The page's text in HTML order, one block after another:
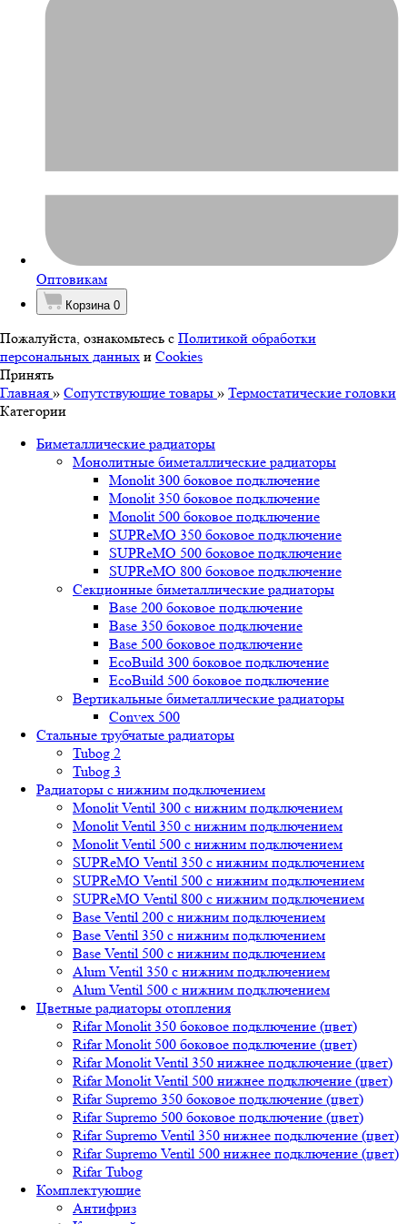
Оптовикам
Корзина 0
Пожалуйста, ознакомьтесь с Политикой обработки
персональных данных и Cookies
Принять
Главная » Сопутствующие товары » Термостатические головки
Категории
Биметаллические радиаторы
Монолитные биметаллические радиаторы
Mоnоlit 300 боковое подключение
Mоnоlit 350 боковое подключение
Mоnоlit 500 боковое подключение
SUРRеMО 350 боковое подключение
SUРRеMО 500 боковое подключение
SUРRеMО 800 боковое подключение
Секционные биметаллические радиаторы
Base 200 боковое подключение
Base 350 боковое подключение
Base 500 боковое подключение
EcoBuild 300 боковое подключение
EcoBuild 500 боковое подключение
Вертикальные биметаллические радиаторы
Convex 500
Стальные трубчатые радиаторы
Tubog 2
Tubog 3
Радиаторы с нижним подключением
Monolit Ventil 300 с нижним подключением
Monolit Ventil 350 с нижним подключением
Monolit Ventil 500 с нижним подключением
SUPReMO Ventil 350 с нижним подключением
SUPReMO Ventil 500 с нижним подключением
SUPReMO Ventil 800 с нижним подключением
Base Ventil 200 с нижним подключением
Base Ventil 350 с нижним подключением
Base Ventil 500 с нижним подключением
Alum Ventil 350 с нижним подключением
Alum Ventil 500 с нижним подключением
Цветные радиаторы отопления
Rifar Monolit 350 боковое подключение (цвет)
Rifar Monolit 500 боковое подключение (цвет)
Rifar Monolit Ventil 350 нижнее подключение (цвет)
Rifar Monolit Ventil 500 нижнее подключение (цвет)
Rifar Supremo 350 боковое подключение (цвет)
Rifar Supremo 500 боковое подключение (цвет)
Rifar Supremo Ventil 350 нижнее подключение (цвет)
Rifar Supremo Ventil 500 нижнее подключение (цвет)
Rifar Tubog
Комплектующие
Антифриз